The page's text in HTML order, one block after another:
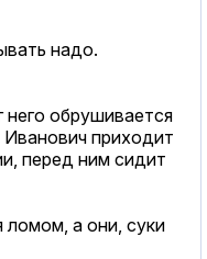
надо.
него обрушивается
приходит
перед ним сидит
ломом, а они, суки